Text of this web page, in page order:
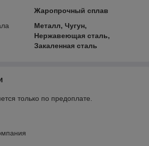
Жаропрочный сплав
Металл, Чугун,
Нержавеющая сталь,
Закаленная сталь
только по предоплате.